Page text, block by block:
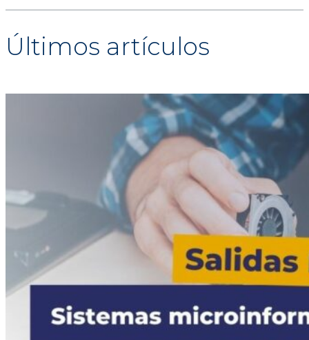
Últimos artículos